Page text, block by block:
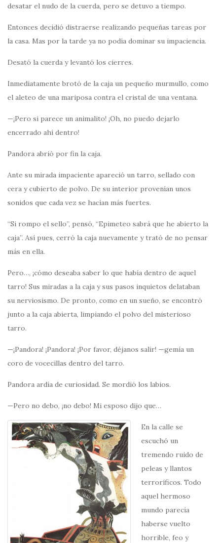
desatar el nudo de la cuerda, pero se detuvo a tiempo.
Entonces decidió distraerse realizando pequeñas tareas por
la casa. Mas por la tarde ya no podía dominar su impaciencia.
Desató la cuerda y levantó los cierres.
Inmediatamente brotó de la caja un pequeño murmullo, como
el aleteo de una mariposa contra el cristal de una ventana.
—¡Pero si parece un animalito! ¡Oh, no puedo dejarlo
encerrado ahí dentro!
Pandora abrió por fin la caja.
Ante su mirada impaciente apareció un tarro, sellado con
cera y cubierto de polvo. De su interior provenían unos
sonidos que cada vez se hacían más fuertes.
“Si rompo el sello”, pensó, “Epimeteo sabrá que he abierto la
caja”. Así pues, cerró la caja nuevamente y trató de no pensar
más en ella.
Pero…, ¡cómo deseaba saber lo que había dentro de aquel
tarro! Sus miradas a la caja y sus pasos inquietos delataban
su nerviosismo. De pronto, como en un sueño, se encontró
junto a la caja abierta, limpiando el polvo del misterioso
tarro.
—¡Pandora! ¡Pandora! ¡Por favor, déjanos salir! —gemía un
coro de vocecillas dentro del tarro.
Pandora ardía de curiosidad. Se mordió los labios.
—Pero no debo, ¡no debo! Mi esposo dijo que…
En la calle se
escuchó un
tremendo ruido de
peleas y llantos
terroríficos. Todo
aquel hermoso
mundo parecía
haberse vuelto
horrible, feo y